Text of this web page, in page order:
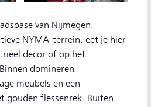
van Nijmegen.
NYMA-terrein, eet je hier
decor of op het
domineren
meubels en een
gouden flessenrek. Buiten